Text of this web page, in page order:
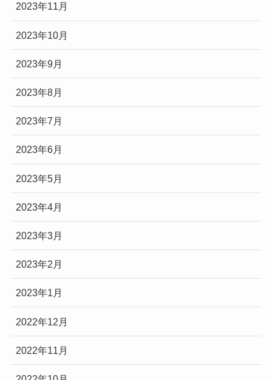
2023年11月
2023年10月
2023年9月
2023年8月
2023年7月
2023年6月
2023年5月
2023年4月
2023年3月
2023年2月
2023年1月
2022年12月
2022年11月